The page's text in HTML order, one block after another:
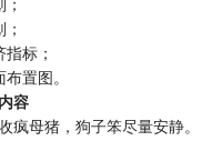
标；
置图。
容
疯母猪，狗子笨尽量安静。